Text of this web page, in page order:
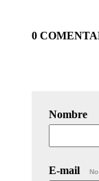
0
Nombre
E-mail